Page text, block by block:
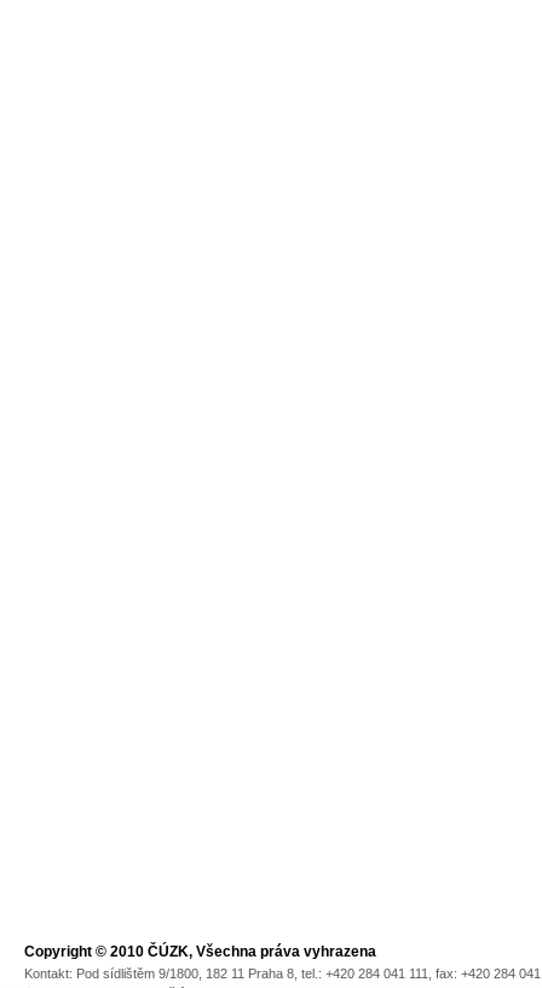
Copyright © 2010 ČÚZK, Všechna práva vyhrazena
Kontakt: Pod sídlištěm 9/1800, 182 11 Praha 8, tel.: +420 284 041 111, fax: +420 284